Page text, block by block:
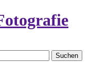
Suchen